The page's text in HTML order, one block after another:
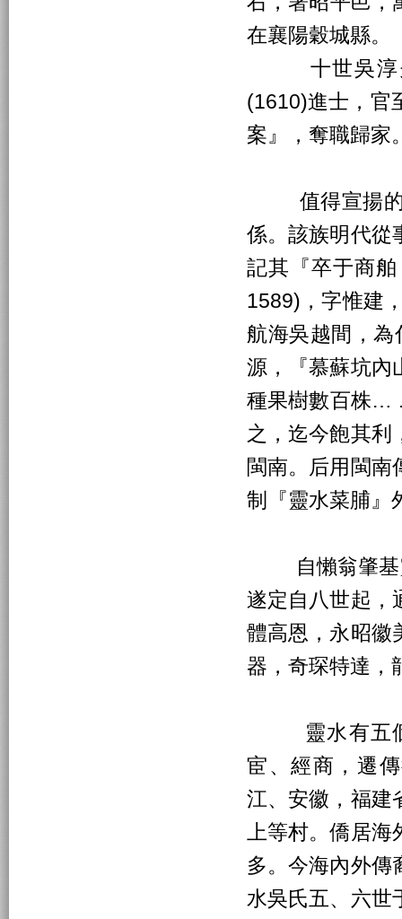
在襄陽穀城縣。
十世吳淳夫(
(1610)進士，官
案』，奪職歸家
值得宣揚的是
係。該族明代從
記其『卒于商
1589)，字惟建
航海吳越間，
源，『慕蘇坑內
種果樹數百株…
之，迄今飽其利
閩南。后用閩南
制『靈水菜脯』
自懶翁肇基靈
遂定自八世起，
體高恩，永昭徽
器，奇琛特達
靈水有五個
宦、經商，遷
江、安徽，福建
上等村。僑居
多。今海內外傳
水吳氏五、六世